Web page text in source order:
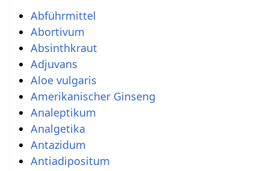
Abführmittel
Abortivum
Absinthkraut
Adjuvans
Aloe vulgaris
Amerikanischer Ginseng
Analeptikum
Analgetika
Antazidum
Antiadipositum